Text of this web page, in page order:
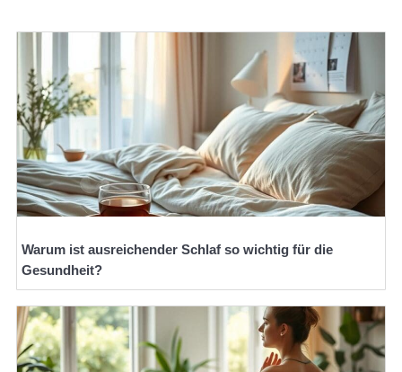
Warum ist ausreichender Schlaf so wichtig für die
Gesundheit?